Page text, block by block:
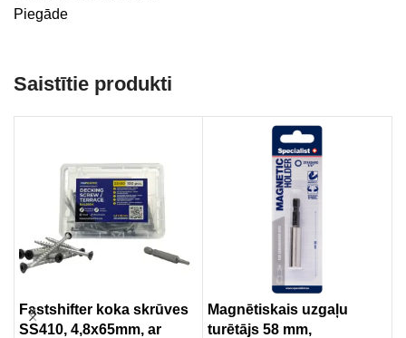
Piegāde
Saistītie produkti
Fastshifter koka skrūves
SS410, 4,8x65mm, ar
Magnētiskais uzgaļu
turētājs 58 mm,